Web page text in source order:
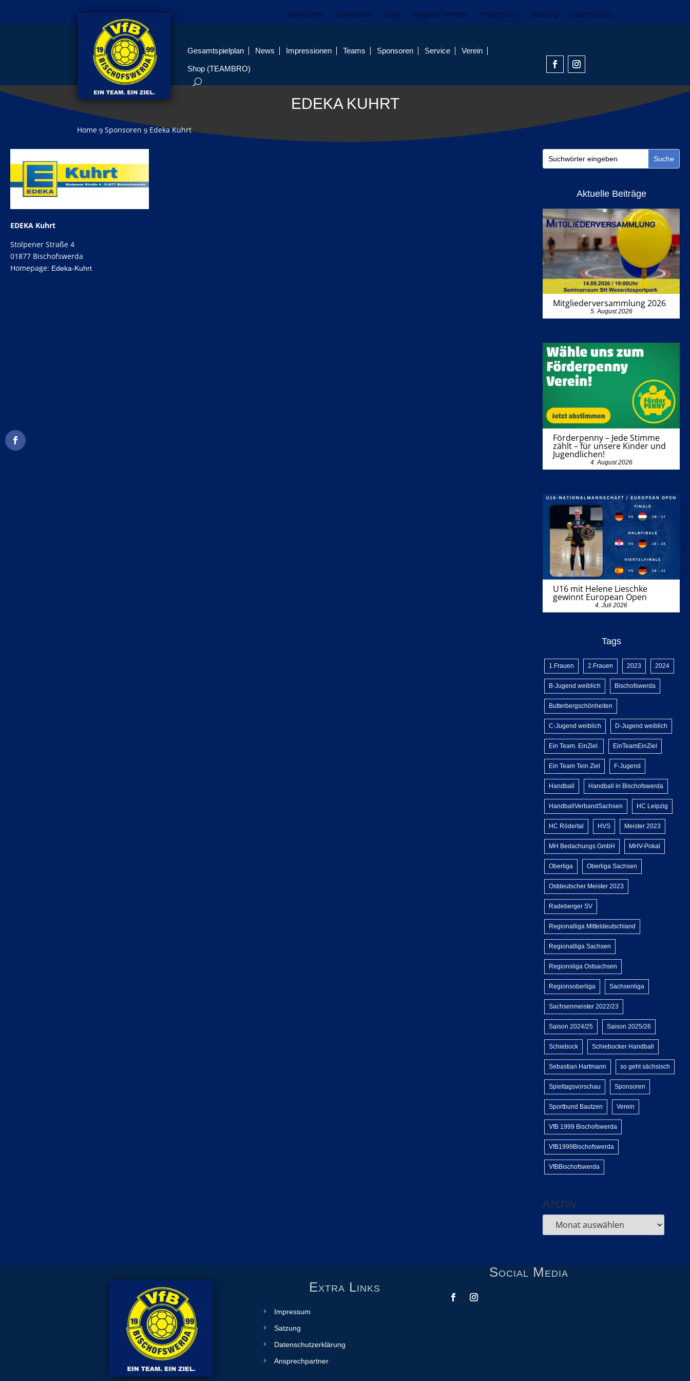
Sponsoren Downloads Links Mitglied werden Impressum Satzung Datenschutz
Gesamtspielplan News Impressionen Teams Sponsoren Service Verein
Shop (TEAMBRO)
EDEKA KUHRT
Home 9 Sponsoren 9 Edeka Kuhrt
EDEKA Kuhrt
Stolpener Straße 4
01877 Bischofswerda
Homepage: Edeka-Kuhrt
Aktuelle Beiträge
Mitgliederversammlung 2026
5. August 2026
Förderpenny – Jede Stimme
zählt – für unsere Kinder und
Jugendlichen!
4. August 2026
U16 mit Helene Lieschke
gewinnt European Open
4. Juli 2026
Tags
1.Frauen 2.Frauen 2023 2024
B-Jugend weiblich Bischofswerda
Butterbergschönheiten
C-Jugend weiblich D-Jugend weiblich
Ein Team. EinZiel. EinTeamEinZiel
Ein Team Tein Ziel F-Jugend
Handball Handball in Bischofswerda
HandballVerbandSachsen HC Leipzig
HC Rödertal HVS Meister 2023
MH Bedachungs GmbH MHV-Pokal
Oberliga Oberliga Sachsen
Ostdeutscher Meister 2023
Radeberger SV
Regionalliga Mitteldeutschland
Regionalliga Sachsen
Regionsliga Ostsachsen
Regionsoberliga Sachsenliga
Sachsenmeister 2022/23
Saison 2024/25 Saison 2025/26
Schiebock Schiebocker Handball
Sebastian Hartmann so geht sächsisch
Spieltagsvorschau Sponsoren
Sportbund Bautzen Verein
VfB 1999 Bischofswerda
VfB1999Bischofswerda
VfBBischofswerda
Archiv
Extra Links
Impressum
Satzung
Datenschutzerklärung
Ansprechpartner
Social Media